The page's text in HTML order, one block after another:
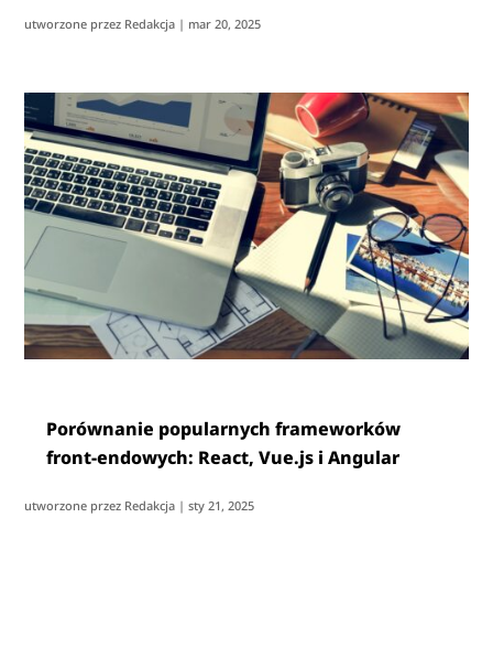
utworzone przez Redakcja | mar 20, 2025
Porównanie popularnych frameworków
front-endowych: React, Vue.js i Angular
utworzone przez Redakcja |sty 21, 2025